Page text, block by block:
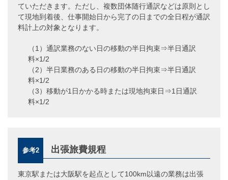
ていただきます。ただし、複数団体随行通訳などは原則とし
て現地到着後、仕事開始日から完了の日までの全日程が通訳
料計上の対象となります。
（1）通訳業務のない日の移動の半日拘束⇒半日通訳
料×1/2
（2）半日業務のある日の移動の半日拘束⇒半日通訳
料×1/2
（3）移動が1日かかる時または現地拘束日⇒1日通訳
料×1/2
参考2 出張旅費規程
東京駅または大阪駅を起点として100km以遠の業務は出張